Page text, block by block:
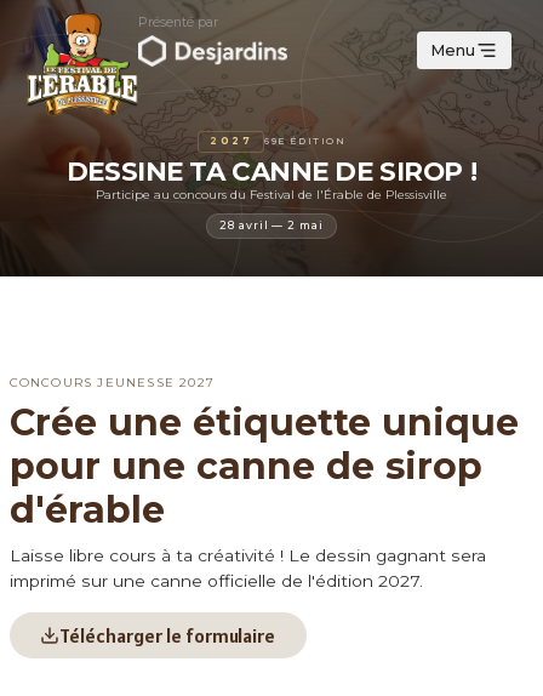
Présenté par
Menu
2027 69E ÉDITION
DESSINE TA CANNE DE SIROP !
Participe au concours du Festival de l'Érable de Plessisville
28 avril — 2 mai
CONCOURS JEUNESSE 2027
Crée une étiquette unique
pour une canne de sirop
d'érable
Laisse libre cours à ta créativité ! Le dessin gagnant sera
imprimé sur une canne officielle de l'édition 2027.
Télécharger le formulaire